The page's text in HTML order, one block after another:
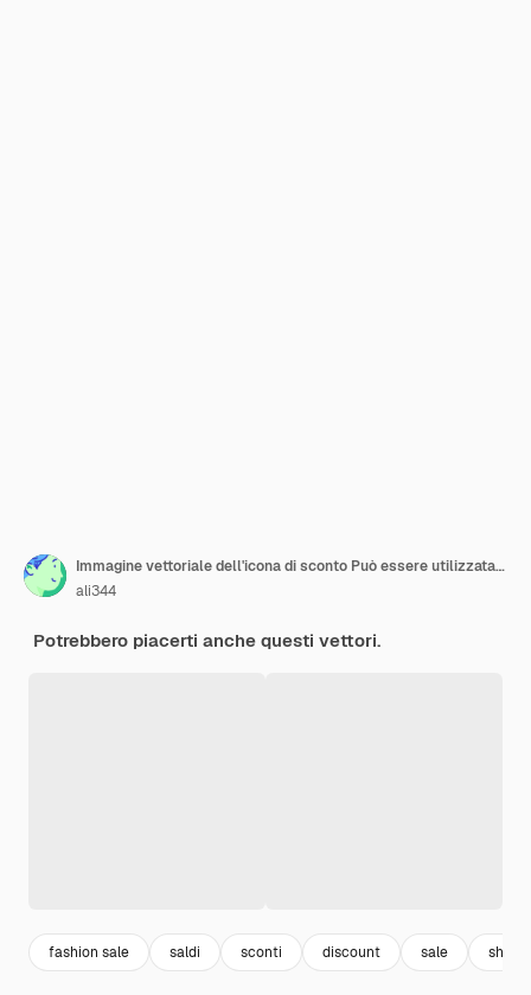
Immagine vettoriale dell'icona di sconto Può essere utilizzata per l'e-commerce di moda
ali344
Potrebbero piacerti anche questi vettori.
fashion sale saldi sconti discount sale